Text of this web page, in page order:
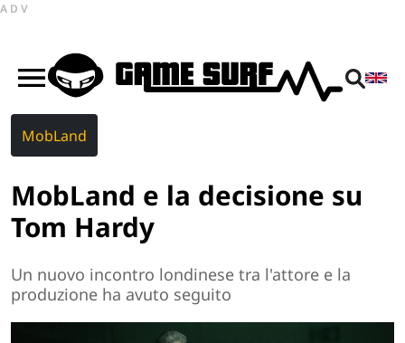
ADV
MobLand
MobLand e la decisione su
Tom Hardy
Un nuovo incontro londinese tra l'attore e la
produzione ha avuto seguito